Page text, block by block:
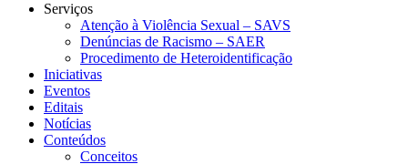
Serviços
Atenção à Violência Sexual – SAVS
Denúncias de Racismo – SAER
Procedimento de Heteroidentificação
Iniciativas
Eventos
Editais
Notícias
Conteúdos
Conceitos